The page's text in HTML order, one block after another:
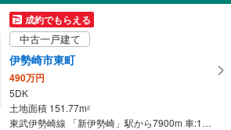
成約でもらえる
中古一戸建て
伊勢崎市東町
490万円
5DK
土地面積 151.77m2
東武伊勢崎線 「新伊勢崎」駅から7900m 車:19分